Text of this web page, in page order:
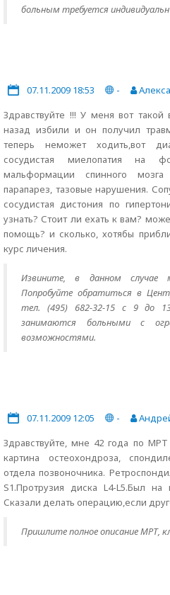
больным требуется
07.11.2009 18:53 -
Здравствуйте !!! У меня вот
назад избили и он получил
теперь неможет ходить,вот
сосудистая миелопатия на
мальформации спинного
парапарез, тазовые нарушения.
сосудистая дистония по
узнать? Стоит ли ехать к вам?
помощь? и сколько, хотябы
курс личения.
Извините, в данном
Попробуйте обратиться в
тел. (495) 682-32-15 с 9 до
занимаются больными с
возможностями.
07.11.2009 12:05 -
Здравствуйте, мне 42 года по
картина остеохондроза,
отдела позвоночника.
S1.Протрузия диска L4-L5.Был на
Сказали делать операцию,если
Пришлите полное описание МРТ,